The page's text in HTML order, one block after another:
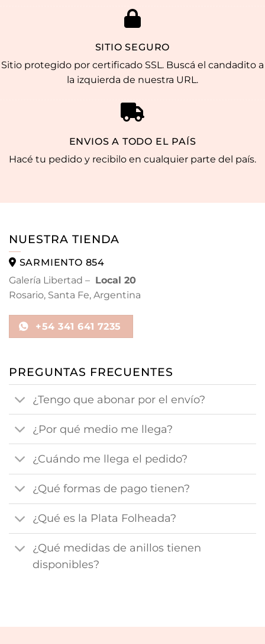
SITIO SEGURO
Sitio protegido por certificado SSL. Buscá el candadito a
la izquierda de nuestra URL.
ENVIOS A TODO EL PAÍS
Hacé tu pedido y recibilo en cualquier parte del país.
NUESTRA TIENDA
SARMIENTO 854
Galería Libertad – Local 20
Rosario, Santa Fe, Argentina
+54 341 641 7235
PREGUNTAS FRECUENTES
¿Tengo que abonar por el envío?
¿Por qué medio me llega?
¿Cuándo me llega el pedido?
¿Qué formas de pago tienen?
¿Qué es la Plata Folheada?
¿Qué medidas de anillos tienen
disponibles?